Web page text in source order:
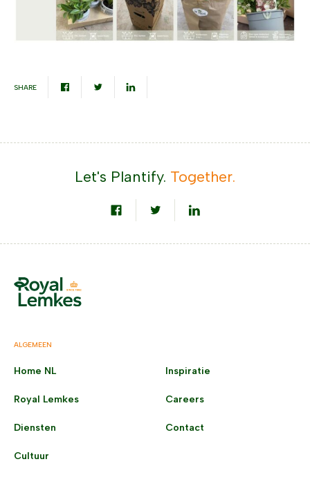
SHARE
Let's Plantify. Together.
ALGEMEEN
Home NL
Royal Lemkes
Diensten
Cultuur
Inspiratie
Careers
Contact